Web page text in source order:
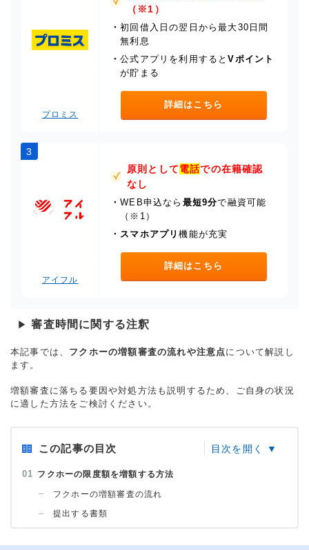
プロミス
（※1）
・初回借入日の翌日から最大30日間
無利息
・公式アプリを利用するとVポイント
が貯まる
詳細はこちら
3
アイフル
原則として電話での在籍確認
なし
・WEB申込なら 最短9分で融資可能
（※1）
・ スマホアプリ機能が充実
詳細はこちら
▶ 審査時間に関する注釈
本記事では、 フクホーの増額審査の流れや注意点について解説し
ます。
増額審査に落ちる要因や対処方法も説明するため、ご自身の状況
に適した方法をご検討ください。
この記事の目次
フクホーの限度額を増額する方法
フクホーの増額審査の流れ
提出する書類